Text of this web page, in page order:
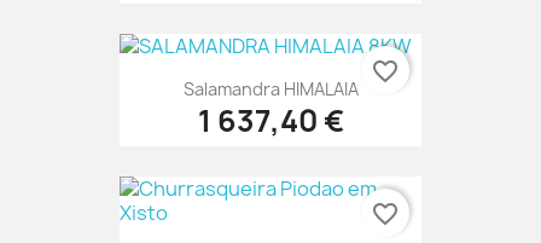
Salamandra HIMALAIA
1 637,40 €
favorite_border
favorite_border